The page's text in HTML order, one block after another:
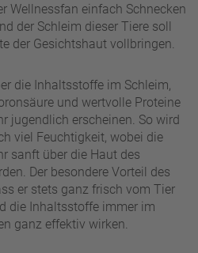
Wellnessfan einfach Schnecken
der Schleim dieser Tiere soll
der Gesichtshaut vollbringen.
die Inhaltsstoffe im Schleim,
und wertvolle Proteine
jugendlich erscheinen. So wird
viel Feuchtigkeit, wobei die
sanft über die Haut des
Der besondere Vorteil des
er stets ganz frisch vom Tier
die Inhaltsstoffe immer im
ganz effektiv wirken.